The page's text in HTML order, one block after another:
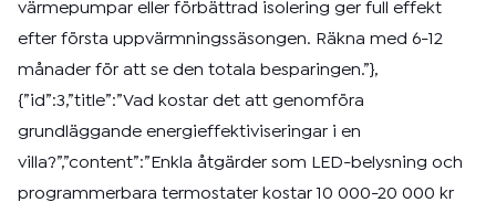
värmepumpar eller förbättrad isolering ger full effekt
efter första uppvärmningssäsongen. Räkna med 6-12
månader för att se den totala besparingen.”},
{”id”:3,”title”:”Vad kostar det att genomföra
grundläggande energieffektiviseringar i en
villa?”,”content”:”Enkla åtgärder som LED-belysning och
programmerbara termostater kostar 10 000-20 000 kr